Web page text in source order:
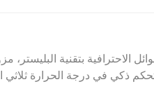
الاحترافية بتقنية
تحكم ذكي في درجة الحرارة